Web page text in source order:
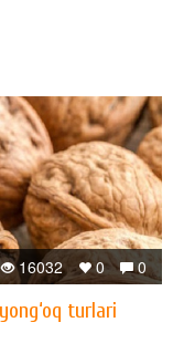
0
0
16032
turlari